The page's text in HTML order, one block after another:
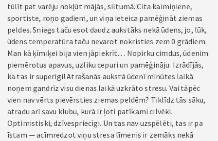
tūlīt pat varēju nokļūt mājās, siltumā. Cita kaimiņiene,
sportiste, roņo gadiem, un viņa ieteica pamēģināt ziemas
peldes. Sniegs taču esot daudz aukstāks nekā ūdens, jo, lūk,
ūdens temperatūra taču nevarot nokristies zem 0 grādiem.
Man kā ķīmiķei bija vien jāpiekrīt… Nopirku cimdus, ūdenim
piemērotus apavus, uzliku cepuri un pamēģināju. Izrādījās,
ka tas ir superīgi! Atrašanās aukstā ūdenī minūtes laikā
noņem gandrīz visu dienas laikā uzkrāto stresu. Vai tāpēc
vien nav vērts pievērsties ziemas peldēm? Tiklīdz tās sāku,
atradu arī savu klubu, kurā ir ļoti patīkami cilvēki.
Optimistiski, dzīvespriecīgi. Un tas nav uzspēlēti, tas ir pa
īstam — acīmredzot viņu stresa līmenis ir zemāks nekā